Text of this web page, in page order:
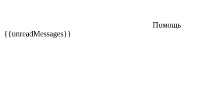
Помощь
{{unreadMessages}}